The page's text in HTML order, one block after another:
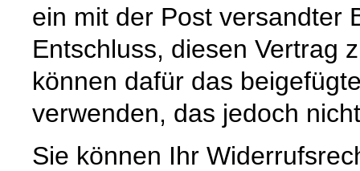
ein mit der Post versandter
Entschluss, diesen Vertrag
können dafür das
verwenden, das jedoch
Sie können Ihr